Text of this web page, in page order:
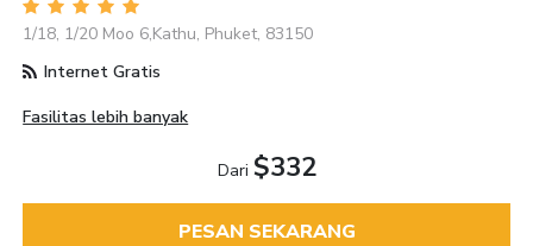
1/18, 1/20 Moo 6,Kathu, Phuket, 83150
Internet Gratis
Fasilitas lebih banyak
Dari $332
PESAN SEKARANG